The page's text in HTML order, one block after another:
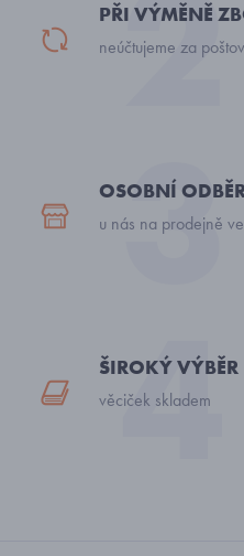
PŘI VÝMĚNĚ
neúčtujeme za
OSOBNÍ
u nás na prodejně
ŠIROKÝ VÝBĚR
věciček skladem